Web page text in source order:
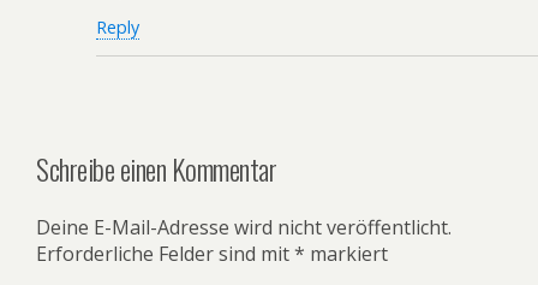
Reply
Schreibe einen Kommentar
Deine E-Mail-Adresse wird nicht veröffentlicht.
Erforderliche Felder sind mit* markiert